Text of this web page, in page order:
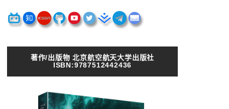
著作/出版物 北京航空航天大学出版社
ISBN:9787512442436